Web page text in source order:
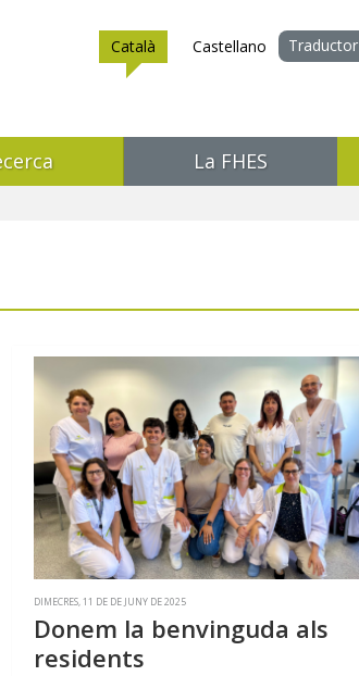
Català Castellano Traductor
La FHES
DIMECRES, 11 DE DE JUNY DE 2025
Donem la benvinguda als
residents